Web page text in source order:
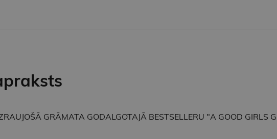
GRĀMATA GODALGOTAJĀ BESTSELLERU "A GOOD GIRLS